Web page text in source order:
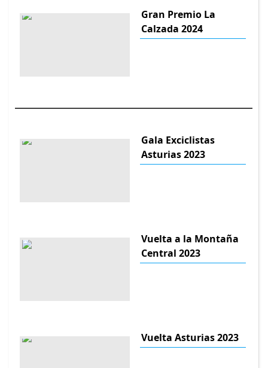
Gran Premio La
Calzada 2024
Gala Exciclistas
Asturias 2023
Vuelta a la Montaña
Central 2023
Vuelta Asturias 2023